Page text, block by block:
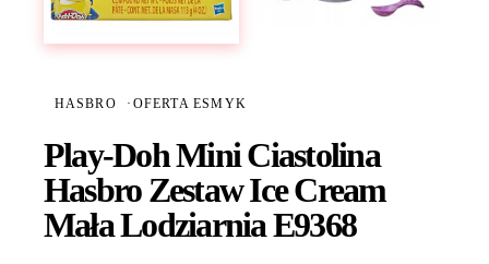
HASBRO · OFERTA ESMYK
Play-Doh Mini Ciastolina
Hasbro Zestaw Ice Cream
Mała Lodziarnia E9368